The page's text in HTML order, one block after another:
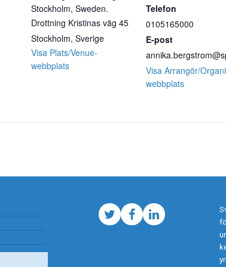
Stockholm, Sweden.
Drottning Kristinas väg 45
Stockholm, Sverige
Visa Plats/Venue-
webbplats
Telefon
0105165000
E-post
Visa Arrangör/
webbplats
TwitterFacebook
LinkedIn